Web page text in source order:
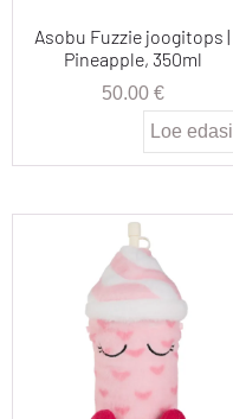
Asobu Fuzzie joogitops |
Pineapple, 350ml
50.00 €
Loe edasi